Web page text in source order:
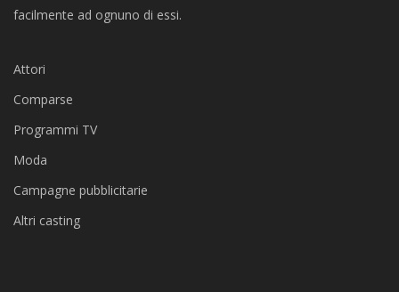
facilmente ad ognuno di essi.
Attori
Comparse
Programmi TV
Moda
Campagne pubblicitarie
Altri casting